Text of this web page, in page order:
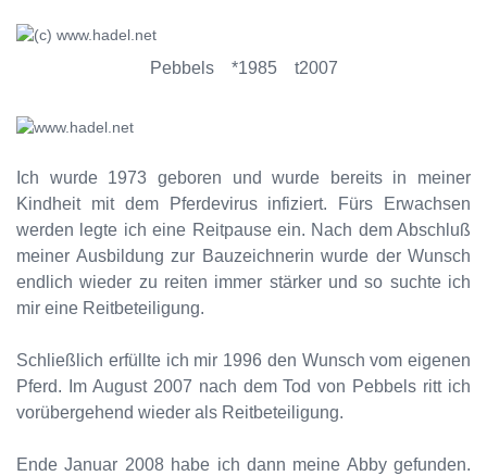
Pebbels *1985 t2007
Ich wurde 1973 geboren und wurde bereits in meiner
Kindheit mit dem Pferdevirus infiziert. Fürs Erwachsen
werden legte ich eine Reitpause ein. Nach dem Abschluß
meiner Ausbildung zur Bauzeichnerin wurde der Wunsch
endlich wieder zu reiten immer stärker und so suchte ich
mir eine Reitbeteiligung.
Schließlich erfüllte ich mir 1996 den Wunsch vom eigenen
Pferd. Im August 2007 nach dem Tod von Pebbels ritt ich
vorübergehend wieder als Reitbeteiligung.
Ende Januar 2008 habe ich dann meine Abby gefunden.